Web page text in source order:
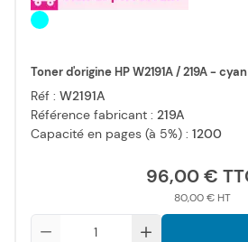
Toner d'origine HP W2191A / 219A - cyan
Réf : W2191A
Référence fabricant : 219A
Capacité en pages (à 5%) : 1200
96,00 €
80,00 €